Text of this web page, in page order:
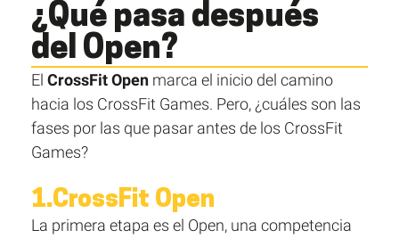
¿Qué pasa después
del Open?
El CrossFit Open marca el inicio del camino
hacia los CrossFit Games. Pero, ¿cuáles son las
fases por las que pasar antes de los CrossFit
Games?
1.CrossFit Open
La primera etapa es el Open, una competencia